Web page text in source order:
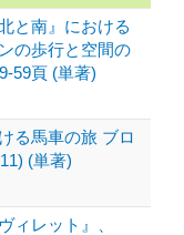
と南』における
の歩行と空間の
59頁 (単著)
る馬車の旅 ブロ
(単著)
ィレット』、